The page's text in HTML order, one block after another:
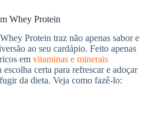
Whey Protein
Protein traz não apenas sabor e
ao seu cardápio. Feito apenas
em vitaminas e minerais
escolha certa para refrescar e adoçar
da dieta. Veja como fazê-lo: